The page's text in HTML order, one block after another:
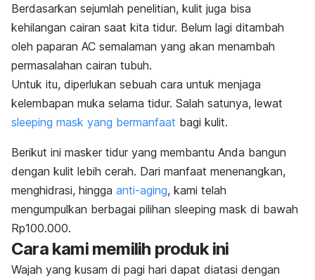
Berdasarkan sejumlah penelitian, kulit juga bisa
kehilangan cairan saat kita tidur. Belum lagi ditambah
oleh paparan AC semalaman yang akan menambah
permasalahan cairan tubuh.
Untuk itu, diperlukan sebuah cara untuk menjaga
kelembapan muka selama tidur. Salah satunya, lewat
sleeping mask yang bermanfaat bagi kulit.
Berikut ini masker tidur yang membantu Anda bangun
dengan kulit lebih cerah. Dari manfaat menenangkan,
menghidrasi, hingga anti-aging, kami telah
mengumpulkan berbagai pilihan sleeping mask di bawah
Rp100.000.
Cara kami memilih produk ini
Wajah yang kusam di pagi hari dapat diatasi dengan